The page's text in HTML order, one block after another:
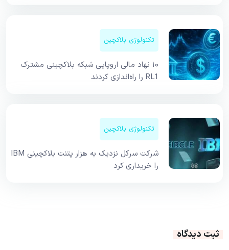
تکنولوژی بلاکچین
۱۰ نهاد مالی اروپایی شبکه بلاکچینی مشترک
RL1 را راه‌اندازی کردند
تکنولوژی بلاکچین
شرکت سرکل نزدیک به هزار پتنت بلاکچینی IBM
را خریداری کرد
ثبت دیدگاه